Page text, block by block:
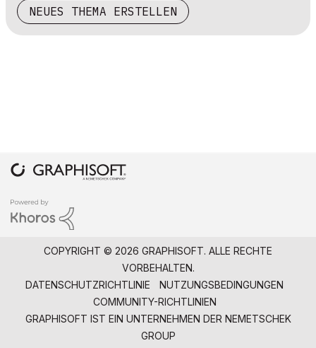
NEUES THEMA ERSTELLEN
COPYRIGHT © 2026 GRAPHISOFT. ALLE RECHTE
VORBEHALTEN.
DATENSCHUTZRICHTLINIE
NUTZUNGSBEDINGUNGEN
COMMUNITY-RICHTLINIEN
GRAPHISOFT IST EIN UNTERNEHMEN DER NEMETSCHEK
GROUP